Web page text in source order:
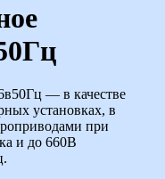
— в качестве
установках, в
при
и до 660В